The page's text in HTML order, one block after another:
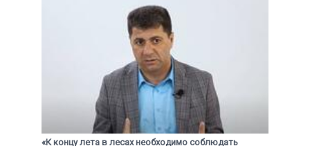
«К концу лета в лесах необходимо соблюдать